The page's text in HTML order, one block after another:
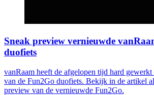
Sneak preview vernieuwde
duofiets
vanRaam heeft de afgelopen tijd hard gewerkt
van de Fun2Go duofiets. Bekijk in de artikel
preview van de vernieuwde Fun2Go.